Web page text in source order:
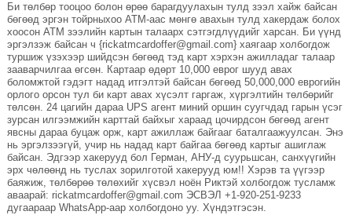
Би төлбөр тооцоо болон өрөө барагдуулахын тулд зээл хайж байсан
бөгөөд эргэн тойрныхоо АТМ-аас мөнгө авахын тулд хакердаж болох
хоосон АТМ зээлийн картын талаарх сэтгэгдлүүдийг харсан. Би үүнд
эргэлзэж байсан ч {rickatmcardoffer@gmail.com} хаягаар холбогдож
туршиж үзэхээр шийдсэн бөгөөд тэд карт хэрхэн ажилладаг талаар
зааварчилгаа өгсөн. Картаар өдөрт 10,000 еврог шууд авах
боломжтой гэдэгт надад итгэлтэй байсан бөгөөд 50,000,000 еврогийн
орлого орсон тул би карт авах хүсэлт гаргаж, хүргэлтийн төлбөрийг
төлсөн. 24 цагийн дараа UPS агент миний оршин суугчдад гарын үсэг
зурсан илгээмжийн карттай байхыг хараад цочирдсон бөгөөд агент
явсны дараа буцаж орж, карт ажиллаж байгааг баталгаажуулсан. Энэ
нь эргэлзээгүй, учир нь надад карт байгаа бөгөөд картыг ашиглаж
байсан. Эдгээр хакерууд бол Герман, АНУ-д суурьшсан, санхүүгийн
эрх чөлөөнд нь туслах зорилготой хакерууд юм!! Хэрэв та үүгээр
баяжиж, төлбөрөө төлөхийг хүсвэл ноён Риктэй холбогдож тусламж
аваарай: rickatmcardoffer@gmail.com ЭСВЭЛ +1-920-251-9233
дугаараар WhatsApp-аар холбогдоно уу. Хүндэтгэсэн.